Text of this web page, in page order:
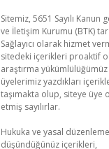
Sitemiz, 5651 Sayılı
ve İletişim Kurumu (BTK)
Sağlayıcı olarak hizmet
sitedeki içerikleri proaktif
araştırma
üyelerimiz yazdıkları
taşımakta olup, siteye
etmiş sayılırlar.
Hukuka ve yasal
düşündüğünüz içerikleri,